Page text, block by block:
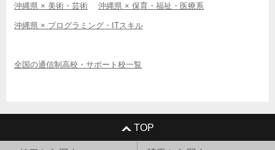
沖縄県 × 美術・芸術 沖縄県 × 保育・福祉・医療系
沖縄県 × プログラミング・ITスキル
全国の通信制高校・サポート校一覧
TOP